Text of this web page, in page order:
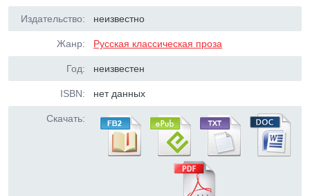
Издательство: неизвестно
Жанр: Русская классическая проза
Год: неизвестен
ISBN: нет данных
Скачать: